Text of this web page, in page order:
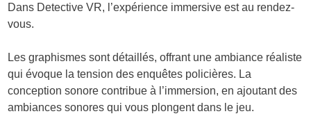
Dans Detective VR, l’expérience immersive est au rendez-
vous.
Les graphismes sont détaillés, offrant une ambiance réaliste
qui évoque la tension des enquêtes policières. La
conception sonore contribue à l’immersion, en ajoutant des
ambiances sonores qui vous plongent dans le jeu.